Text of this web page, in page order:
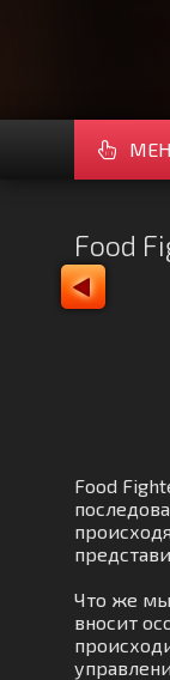
Food
Food
Что же мы
вносит